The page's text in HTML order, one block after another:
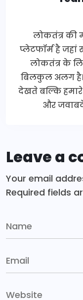
लोकतंत्र की
प्लेटफॉर्म है जहां
लोकतंत्र के
बिलकुल अलग है।
देखते बल्कि हमारे
और
Leave a
Your email
Required fields